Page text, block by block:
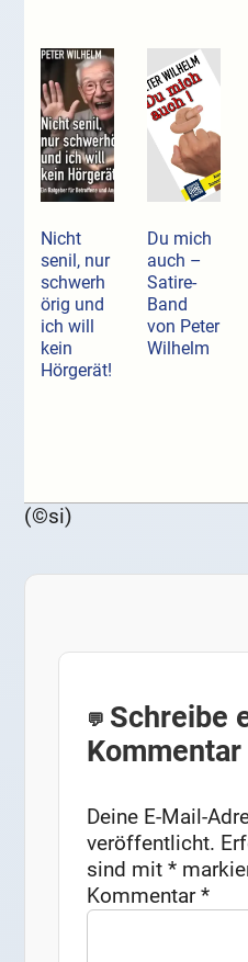
Nicht
senil, nur
schwerh
örig und
ich will
kein
Hörgerät!
Du mich
auch –
Satire-
Band
von Peter
Wilhelm
(©si)
Schreibe
Kommentar
Deine E-Mail-
veröffentlicht.
sind mit*
Kommentar*